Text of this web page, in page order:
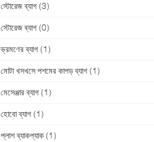
স্টোরেজ ব্যাগ (3)
স্টোরেজ ব্যাগ (0)
ভ্রমণের ব্যাগ (1)
মোটা খসখসে পশমের কাপড় ব্যাগ (1)
মেসেঞ্জার ব্যাগ (1)
হোবো ব্যাগ (1)
প্লাশ ব্যাকপ্যাক (1)